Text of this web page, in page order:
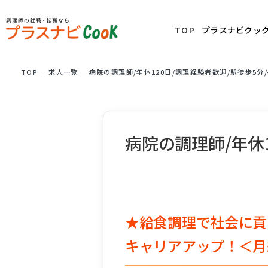
TOP プラスナビクッ
TOP 求⼈⼀覧 病院の調理師/年休120日/調理経験者歓迎/駅徒歩5分
病院の調理師/年
★給食調理で社会に
キャリアアップ！＜